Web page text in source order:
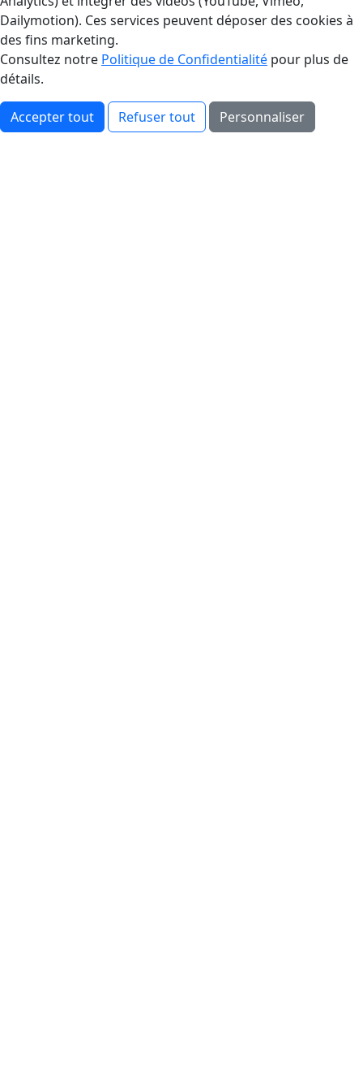
Dailymotion). Ces services peuvent déposer des cookies à
des fins marketing.
Consultez notre Politique de Confidentialité pour plus de
détails.
Accepter tout Refuser tout Personnaliser